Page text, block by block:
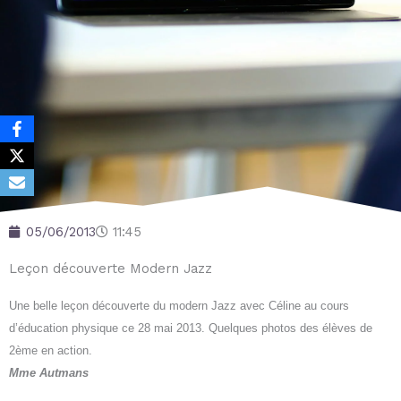
05/06/2013 11:45
Leçon découverte Modern Jazz
Une belle leçon découverte du modern Jazz avec Céline au cours
d’éducation physique ce 28 mai 2013. Quelques photos des élèves de
2ème en action.
Mme Autmans